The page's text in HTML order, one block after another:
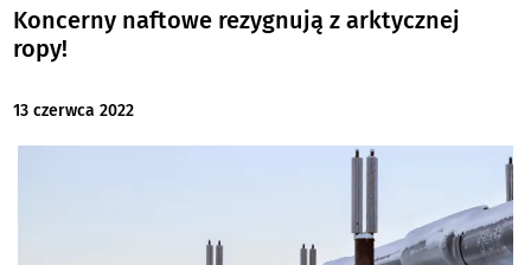
Koncerny naftowe rezygnują z arktycznej
ropy!
13 czerwca 2022